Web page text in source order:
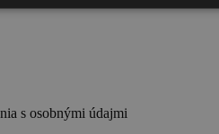
s osobnými údajmi